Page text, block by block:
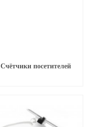
Счётчики посетителей